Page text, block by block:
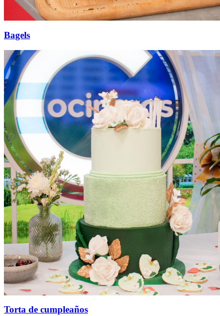
Bagels
Torta de cumpleaños